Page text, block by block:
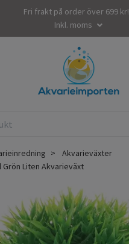
Fri frakt på order över 699 kr!
Inkl. moms
Akvarieväxter
Grön Liten Akvarieväxt